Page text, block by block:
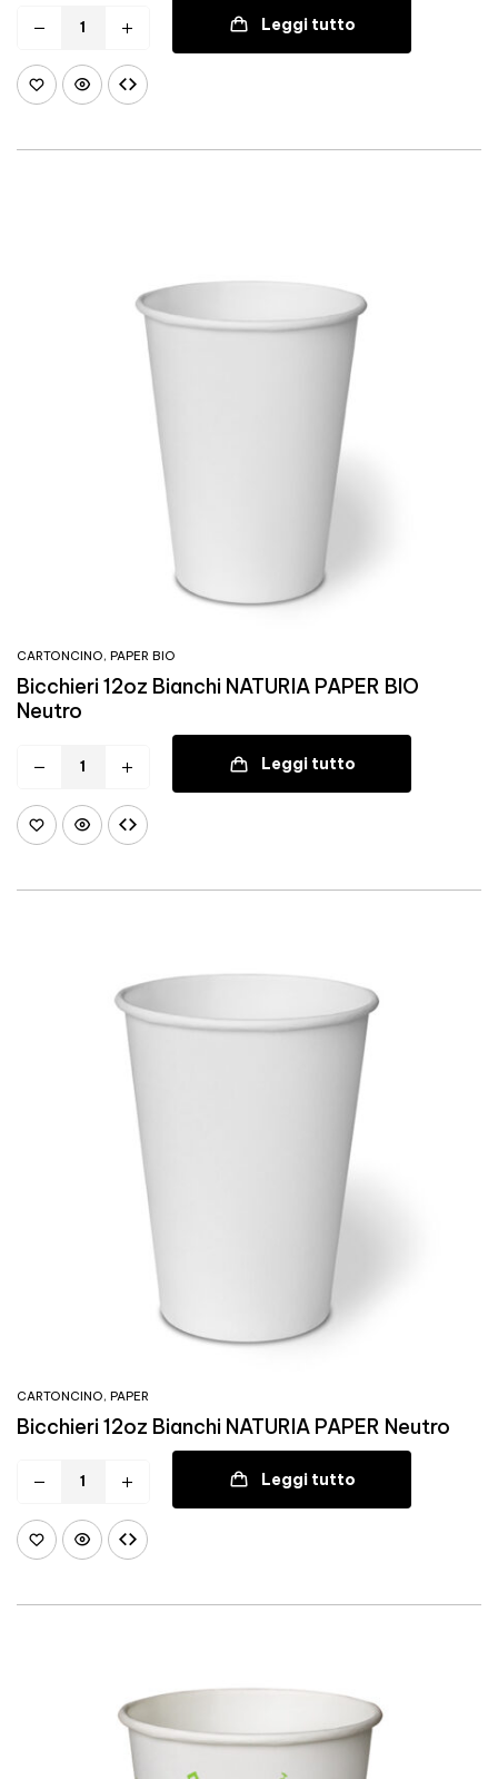
Leggi tutto
CARTONCINO, PAPER BIO
Bicchieri 12oz Bianchi NATURIA PAPER BIO
Neutro
Leggi tutto
CARTONCINO, PAPER
Bicchieri 12oz Bianchi NATURIA PAPER Neutro
Leggi tutto